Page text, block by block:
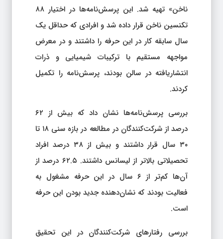
ناخن» تهیه شد. این پرسش‌نامه‌ها در اختیار ۸۸
تکنسین ناخن قرار داده شد و افرادی که حداقل یک
سال سابقه کار در این حرفه را داشتند و در معرض
مواجهه مستقیم با ترکیبات شیمیایی و ذرات
انتشاریافته در سالن بودند، پرسش‌نامه را تکمیل
کردند.
بررسی پرسش‌نامه‌ها نشان داد که بیش از ۶۲
درصد از شرکت‌کنندگان در مطالعه در بازه سنی ۱۸ تا
۳۰ سال قرار داشتند و بیش از ۳۸ درصد افراد
تحصیلاتی بالاتر از لیسانس داشتند. ۶۲.۵ درصد از
آن‌ها کم‌تر از ۶ سال در این حرفه مشغول به
فعالیت بودند که نشان‌دهنده جدید بودن این حرفه
است.
بررسی رفتارهای شرکت‌کنندگان در این تحقیق